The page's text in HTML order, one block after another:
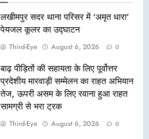
लखीमपुर सदर थाना परिसर में ‘अमृत धारा’
पेयजल कूलर का उद्घाटन
Third-Eye August 6, 2026 0
बाढ़ पीड़ितों की सहायता के लिए पूर्वोत्तर
प्रदेशीय मारवाड़ी सम्मेलन का राहत अभियान
तेज, ऊपरी असम के लिए रवाना हुआ राहत
सामग्री से भरा ट्रक
Third-Eye August 6, 2026 0